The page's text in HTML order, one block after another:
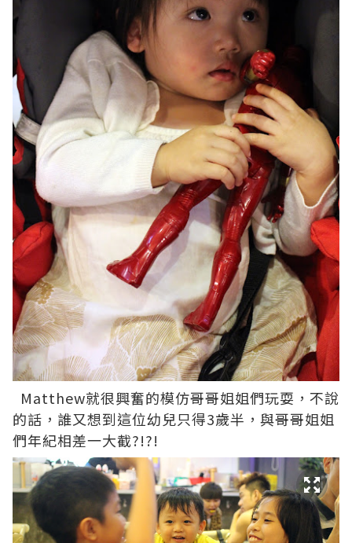
Matthew就很興奮的模仿哥哥姐姐們玩耍，不說
的話，誰又想到這位幼兒只得3歲半，與哥哥姐姐
們年紀相差一大截?!?!